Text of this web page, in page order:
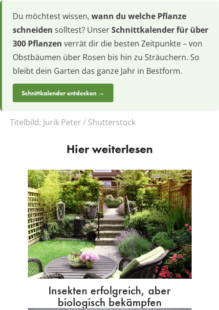
Du möchtest wissen, wann du welche Pflanze
schneiden solltest? UnserSchnittkalender für über
300 Pflanzen verrät dir die besten Zeitpunkte – von
Obstbäumen über Rosen bis hin zu Sträuchern. So
bleibt dein Garten das ganze Jahr in Bestform.
Schnittkalender entdecken →
Titelbild: Jurik Peter / Shutterstock
Hier weiterlesen
Insekten erfolgreich, aber
biologisch bekämpfen